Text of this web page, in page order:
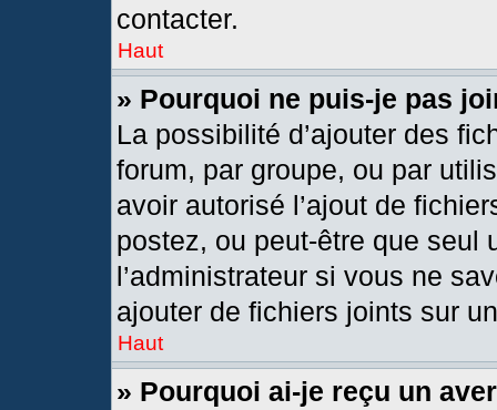
contacter.
Haut
» Pourquoi ne puis-je pas
La possibilité d’ajouter des
forum, par groupe, ou par
avoir autorisé l’ajout de
postez, ou peut-être que seul
l’administrateur si vous ne
ajouter de fichiers joints sur
Haut
» Pourquoi ai-je reçu un